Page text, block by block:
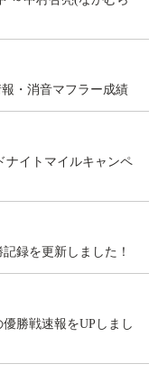
・消音マフラー成績
ナイトマイルキャンペ
録を更新しました！
勝戦速報をUPしまし